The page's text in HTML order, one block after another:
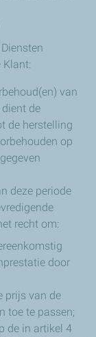
Klant:
van
dient de
de herstelling
op
deze periode
recht om:
door
prijs van de
toe te passen;
de in artikel 4